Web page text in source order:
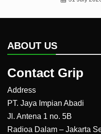
ABOUT US
Contact Grip
Address
PT. Jaya Impian Abadi
Jl. Antena 1 no. 5B
Radioa Dalam – Jakarta